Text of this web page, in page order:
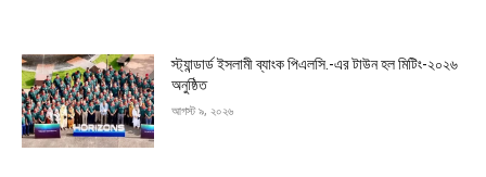
স্ট্যান্ডার্ড ইসলামী ব্যাংক পিএলসি.-এর টাউন হল মিটিং-২০২৬
অনুষ্ঠিত
আগস্ট ৯, ২০২৬